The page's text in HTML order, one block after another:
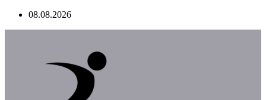
Перейти08.08.2026